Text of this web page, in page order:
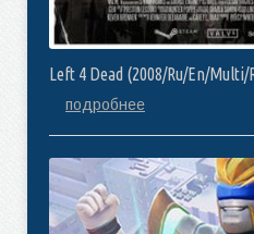
Left 4 Dead (2008/Ru/En/Multi/
подробнее